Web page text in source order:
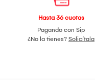
Hasta 36 cuotas
Pagando con Sip
¿No la tienes? Solicítala